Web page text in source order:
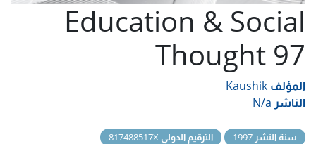
Education & Social
Thought 97
المؤلف Kaushik
الناشر N/a
سنة النشر الترقيم الدولي